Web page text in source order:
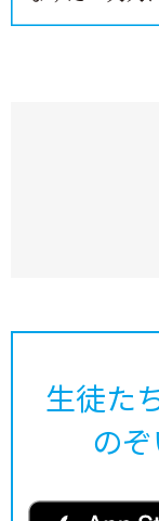
生徒た
の